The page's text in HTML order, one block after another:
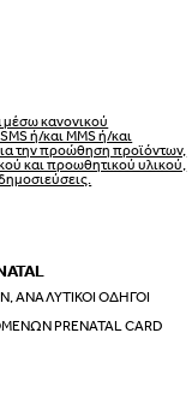
μέσω κανονικού
ή/και MMS ή/και
την προώθηση προϊόντων,
και προωθητικού υλικού,
ΑΝΑΛΥΤΙΚΟΊ ΟΔΗΓΟΊ
PRENATAL CARD